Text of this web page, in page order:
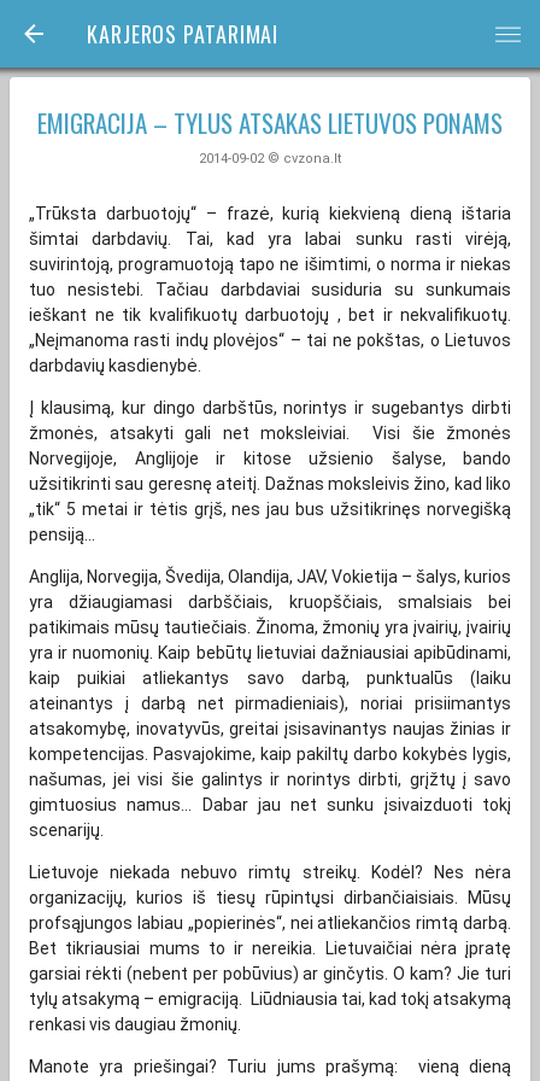
KARJEROS PATARIMAI bars
EMIGRACIJA – TYLUS ATSAKAS LIETUVOS PONAMS
2014-09-02 © cvzona.lt
„Trūksta darbuotojų“ – frazė, kurią kiekvieną dieną ištaria
šimtai darbdavių. Tai, kad yra labai sunku rasti virėją,
suvirintoją, programuotoją tapo ne išimtimi, o norma ir niekas
tuo nesistebi. Tačiau darbdaviai susiduria su sunkumais
ieškant ne tik kvalifikuotų darbuotojų , bet ir nekvalifikuotų.
„Neįmanoma rasti indų plovėjos“ – tai ne pokštas, o Lietuvos
darbdavių kasdienybė.
Į klausimą, kur dingo darbštūs, norintys ir sugebantys dirbti
žmonės, atsakyti gali net moksleiviai. Visi šie žmonės
Norvegijoje, Anglijoje ir kitose užsienio šalyse, bando
užsitikrinti sau geresnę ateitį. Dažnas moksleivis žino, kad liko
„tik“ 5 metai ir tėtis grįš, nes jau bus užsitikrinęs norvegišką
pensiją...
Anglija, Norvegija, Švedija, Olandija, JAV, Vokietija – šalys, kurios
yra džiaugiamasi darbščiais, kruopščiais, smalsiais bei
patikimais mūsų tautiečiais. Žinoma, žmonių yra įvairių, įvairių
yra ir nuomonių. Kaip bebūtų lietuviai dažniausiai apibūdinami,
kaip puikiai atliekantys savo darbą, punktualūs (laiku
ateinantys į darbą net pirmadieniais), noriai prisiimantys
atsakomybę, inovatyvūs, greitai įsisavinantys naujas žinias ir
kompetencijas. Pasvajokime, kaip pakiltų darbo kokybės lygis,
našumas, jei visi šie galintys ir norintys dirbti, grįžtų į savo
gimtuosius namus... Dabar jau net sunku įsivaizduoti tokį
scenarijų.
Lietuvoje niekada nebuvo rimtų streikų. Kodėl? Nes nėra
organizacijų, kurios iš tiesų rūpintųsi dirbančiaisiais. Mūsų
profsąjungos labiau „popierinės“, nei atliekančios rimtą darbą.
Bet tikriausiai mums to ir nereikia. Lietuvaičiai nėra įpratę
garsiai rėkti (nebent per pobūvius) ar ginčytis. O kam? Jie turi
tylų atsakymą – emigraciją. Liūdniausia tai, kad tokį atsakymą
renkasi vis daugiau žmonių.
Manote yra priešingai? Turiu jums prašymą: vieną dieną